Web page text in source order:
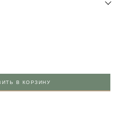
В КОРЗИНУ